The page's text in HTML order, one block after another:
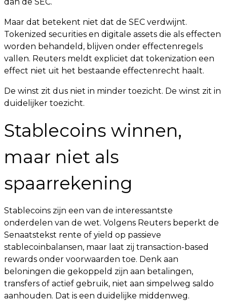
Maar dat betekent niet dat de SEC verdwijnt.
Tokenized securities en digitale assets die als effecten
worden behandeld, blijven onder effectenregels
vallen. Reuters meldt expliciet dat tokenization een
effect niet uit het bestaande effectenrecht haalt.
De winst zit dus niet in minder toezicht. De winst zit in
duidelijker toezicht.
Stablecoins winnen,
maar niet als
spaarrekening
Stablecoins zijn een van de interessantste
onderdelen van de wet. Volgens Reuters beperkt de
Senaatstekst rente of yield op passieve
stablecoinbalansen, maar laat zij transaction-based
rewards onder voorwaarden toe. Denk aan
beloningen die gekoppeld zijn aan betalingen,
transfers of actief gebruik, niet aan simpelweg saldo
aanhouden. Dat is een duidelijke middenweg.